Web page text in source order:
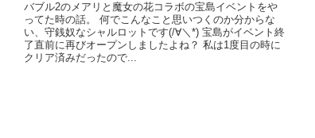
バブル2のメアリと魔女の花コラボの宝島イベントをや
ってた時の話。 何でこんなこと思いつくのか分からな
い、守銭奴なシャルロットです(/∀＼*) 宝島がイベント終
了直前に再びオープンしましたよね？ 私は1度目の時に
クリア済みだったので...